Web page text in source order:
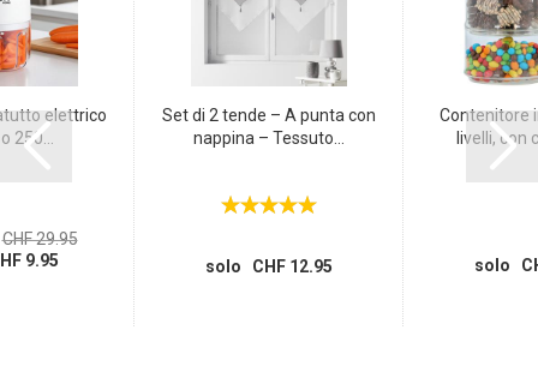
elettrico
250...
CHF 29.95
9.95
Set di 2 tende – A punta con
nappina – Tessuto...
solo CHF 12.95
Contenitore
livelli, con
solo